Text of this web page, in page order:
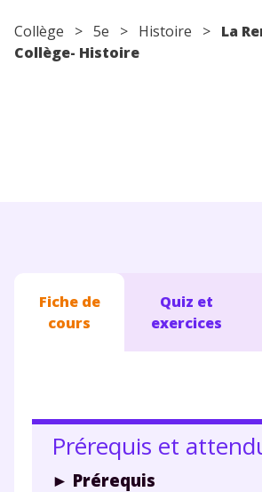
Collège > 5e > Histoire > La
Collège- Histoire
Fiche de
cours
Quiz et
exercices
Prérequis et
► Prérequis